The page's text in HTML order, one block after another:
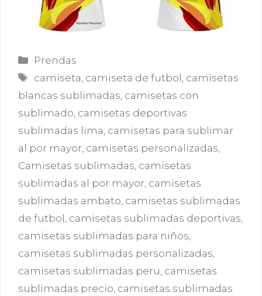
Categorías
Prendas
Etiquetas
camiseta camiseta de futbol camisetas
blancas sublimadas camisetas con
sublimado camisetas deportivas
sublimadas lima camisetas para sublimar
al por mayor camisetas personalizadas
Camisetas sublimadas camisetas
sublimadas al por mayor camisetas
sublimadas ambato camisetas sublimadas
de futbol camisetas sublimadas deportivas
camisetas sublimadas para niños
camisetas sublimadas personalizadas
camisetas sublimadas peru camisetas
sublimadas precio camisetas sublimadas